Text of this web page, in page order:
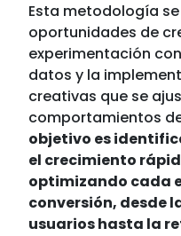
Esta metodología
oportunidades de
experimentación
datos y la
creativas que se
comportamientos
objetivo es
el crecimiento
optimizando cada
conversión, desde
usuarios hasta la